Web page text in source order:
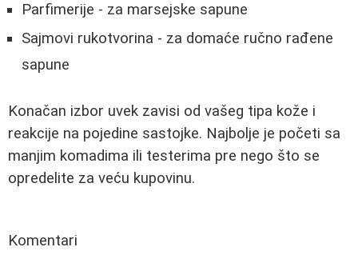
Parfimerije - za marsejske sapune
Sajmovi rukotvorina - za domaće ručno rađene
sapune
Konačan izbor uvek zavisi od vašeg tipa kože i
reakcije na pojedine sastojke. Najbolje je početi sa
manjim komadima ili testerima pre nego što se
opredelite za veću kupovinu.
Komentari